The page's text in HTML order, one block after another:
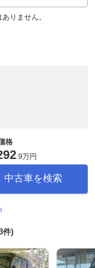
りません。
格
.9万円
中古車を検索
件)